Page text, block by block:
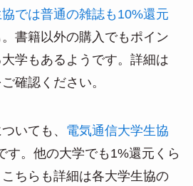
では普通の雑誌も10%還元
書籍以外の購入でもポイン
学もあるようです。詳細は
確認ください。
いても、 電気通信大学生協
す。他の大学でも1%還元くら
ちらも詳細は各大学生協の